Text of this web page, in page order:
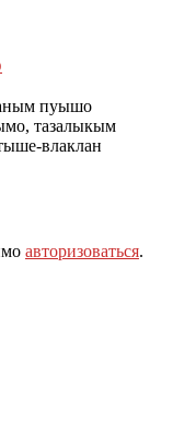
пуышо
тазалыкым
влаклан
авторизоваться.